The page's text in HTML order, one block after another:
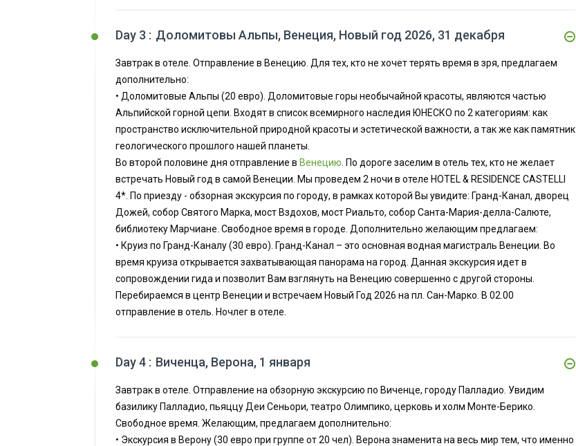
Day 3 : Доломитовы Альпы, Венеция, Новый год 2026, 31 декабря
Завтрак в отеле. Отправление в Венецию. Для тех, кто не хочет терять время в зря, предлагаем
дополнительно:
• Доломитовые Альпы (20 евро). Доломитовые горы необычайной красоты, являются частью
Альпийской горной цепи. Входят в список всемирного наследия ЮНЕСКО по 2 категориям: как
пространство исключительной природной красоты и эстетической важности, а так же как памятник
геологического прошлого нашей планеты.
Во второй половине дня отправление в Венецию . По дороге заселим в отель тех, кто не желает
встречать Новый год в самой Венеции. Мы проведем 2 ночи в отеле HOTEL & RESIDENCE CASTELLI
4*. По приезду - обзорная экскурсия по городу, в рамках которой Вы увидите: Гранд-Канал, дворец
Дожей, собор Святого Марка, мост Вздохов, мост Риальто, собор Санта-Мария-делла-Салюте,
библиотеку Марчиане. Свободное время в городе. Дополнительно желающим предлагаем:
• Круиз по Гранд-Каналу (30 евро). Гранд-Канал – это основная водная магистраль Венеции. Во
время круиза открывается захватывающая панорама на город. Данная экскурсия идет в
сопровождении гида и позволит Вам взглянуть на Венецию совершенно с другой стороны.
Перебираемся в центр Венеции и встречаем Новый Год 2026 на пл. Сан-Марко. В 02.00
отправление в отель. Ночлег в отеле.
Day 4 : Виченца, Верона, 1 января
Завтрак в отеле. Отправление на обзорную экскурсию по Виченце, городу Палладио. Увидим
базилику Палладио, пьяццу Деи Сеньори, театро Олимпико, церковь и холм Монте-Берико.
Свободное время. Желающим, предлагаем дополнительно:
• Экскурсия в Верону (30 евро при группе от 20 чел). Верона знаменита на весь мир тем, что именно